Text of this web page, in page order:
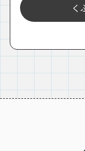
く